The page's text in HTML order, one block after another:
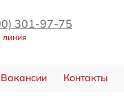
301-97-75
линия
Вакансии Контакты